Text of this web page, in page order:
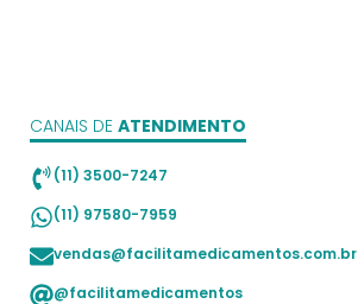
CANAIS DE ATENDIMENTO
(11) 3500-7247
(11) 97580-7959
vendas@facilitamedicamentos.com.br
@facilitamedicamentos